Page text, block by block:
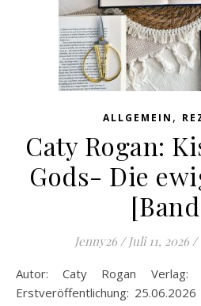
ALLGEMEIN ,
Caty Rogan:
Gods- Die
Jenny26 / Juli 11, 2026 /
Autor: Caty Rogan Verlag: Heyne Verlag Datum
Erstveröffentlichung: